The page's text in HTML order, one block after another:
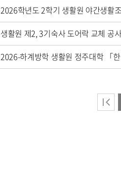
2026학년도 2학기 생활원 야간생활
생활원 제2, 3기숙사 도어락 교체 공
2026-하계방학 생활원 정주대학 「